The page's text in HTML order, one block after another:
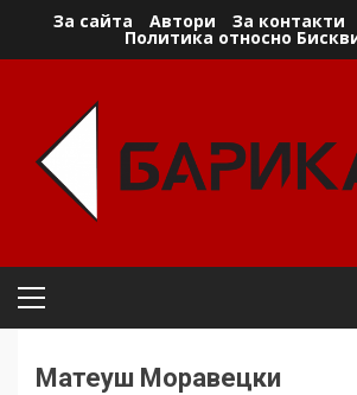
За сайта Автори За контакти
Политика относно
Primary
Матеуш Моравецки